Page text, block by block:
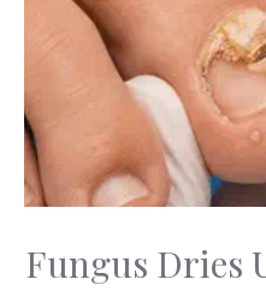
Fungus Dries